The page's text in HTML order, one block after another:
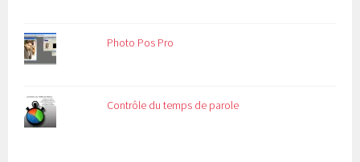
Photo Pos Pro
Contrôle du temps de parole